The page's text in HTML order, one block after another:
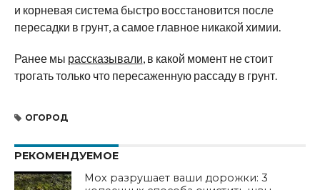
и корневая система быстро восстановится после
пересадки в грунт, а самое главное никакой химии.
Ранее мы рассказывали, в какой момент не стоит
трогать только что пересаженную рассаду в грунт.
ОГОРОД
РЕКОМЕНДУЕМОЕ
Мох разрушает ваши дорожки: 3